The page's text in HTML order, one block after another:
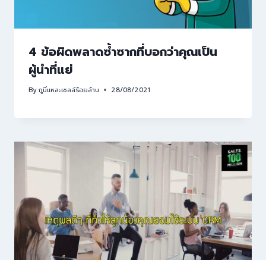
4 ข้อผิดพลาดซ้ำซากที่บอกว่าคุณเป็น
ผู้นำที่แย่
Byกูนี่แหละเซลล์ร้อยล้าน 28/08/2021